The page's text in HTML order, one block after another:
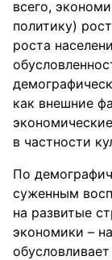
всего,
политику)
роста
как внешние
в частности
По
суженным
на развитые
экономики –